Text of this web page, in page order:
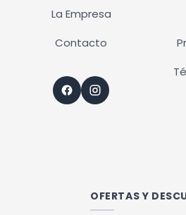
La Empresa
Contacto
OFERTAS Y